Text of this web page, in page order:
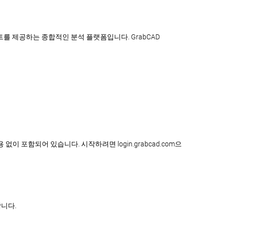
제공하는 종합적인 분석 플랫폼입니다. GrabCAD
없이 포함되어 있습니다. 시작하려면 login.grabcad.com으
다.